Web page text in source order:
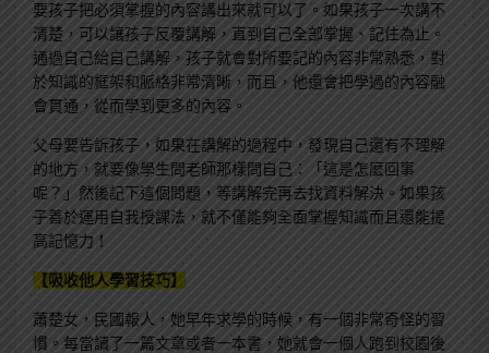
要孩子把必須掌握的內容講出來就可以了。如果孩子一次講不
清楚，可以讓孩子反覆講解，直到自己全部掌握、記住為止。
通過自己給自己講解，孩子就會對所要記的內容非常熟悉，對
於知識的框架和脈絡非常清晰，而且，他還會把學過的內容融
會貫通，從而學到更多的內容。
父母要告訴孩子，如果在講解的過程中，發現自己還有不理解
的地方，就要像學生問老師那樣問自己：「這是怎麼回事
呢？」然後記下這個問題，等講解完再去找資料解決。如果孩
子善於運用自我授課法，就不僅能夠全面掌握知識而且還能提
高記憶力！
【吸收他人學習技巧】
蕭楚女，民國報人，她早年求學的時候，有一個非常奇怪的習
慣。每當讀了一篇文章或者一本書，她就會一個人跑到校園後